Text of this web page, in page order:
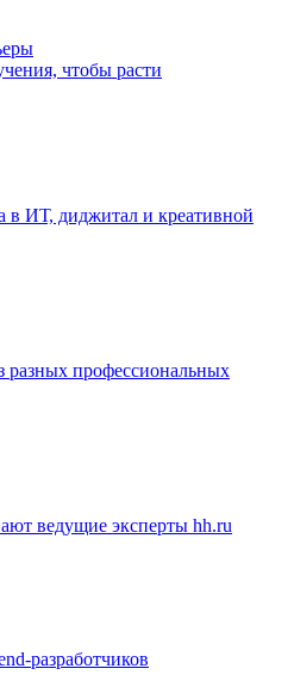
чтобы расти
в ИТ, диджитал и креативной
разных профессиональных
ведущие эксперты hh.ru
разработчиков